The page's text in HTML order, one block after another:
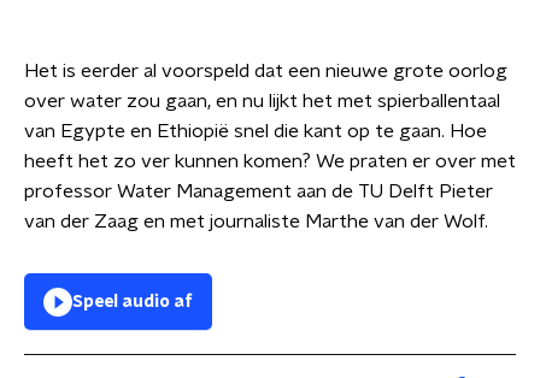
Het is eerder al voorspeld dat een nieuwe grote oorlog
over water zou gaan, en nu lijkt het met spierballentaal
van Egypte en Ethiopië snel die kant op te gaan. Hoe
heeft het zo ver kunnen komen? We praten er over met
professor Water Management aan de TU Delft Pieter
van der Zaag en met journaliste Marthe van der Wolf.
Speel audio af